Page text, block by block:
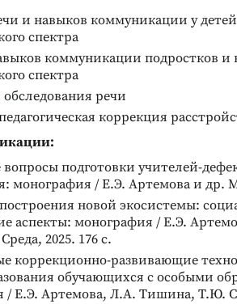
и навыков коммуникации у
спектра
коммуникации подростков и
спектра
речи
коррекция
подготовки учителей-
монография / Е.Э. Артемова и
новой экосистемы:
аспекты: монография / Е.Э.
2025. 176 с.
коррекционно-развивающие
обучающихся с особыми
/ Е.Э. Артемова, Л.А. Тишина, Т.Ю.